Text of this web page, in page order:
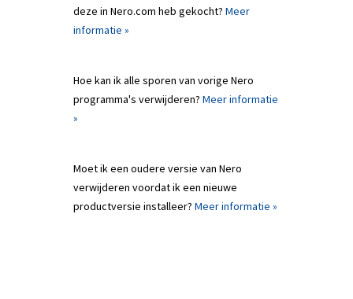
deze in Nero.com heb gekocht? Meer
informatie »
Hoe kan ik alle sporen van vorige Nero
programma's verwijderen? Meer informatie
»
Moet ik een oudere versie van Nero
verwijderen voordat ik een nieuwe
productversie installeer? Meer informatie »